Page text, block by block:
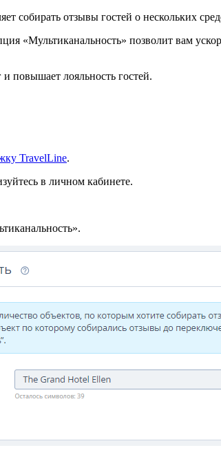
собирать отзывы гостей о нескольких
«Мультиканальность» позволит вам
повышает лояльность гостей.
TravelLine.
в личном кабинете.